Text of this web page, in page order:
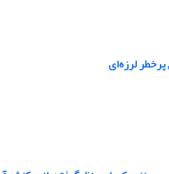
لرزه‌ای